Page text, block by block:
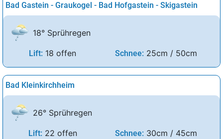
Bad Gastein - Graukogel - Bad Hofgastein - Skigastein
18° Sprühregen
Lift: 18 offen Schnee: 25cm / 50cm
Bad Kleinkirchheim
26° Sprühregen
Lift: 22 offen Schnee: 30cm / 45cm